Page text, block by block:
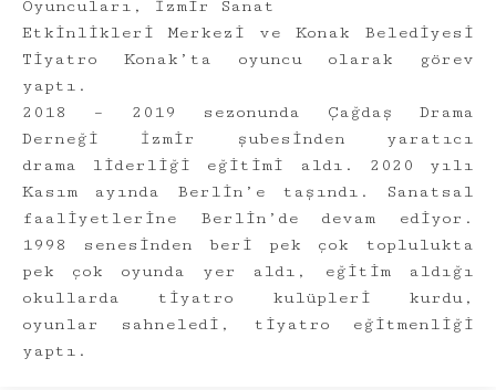
Oyuncuları, İzmir Sanat
Etkinlikleri Merkezi ve Konak Belediyesi
Tiyatro Konak’ta oyuncu olarak görev
yaptı.
2018 – 2019 sezonunda Çağdaş Drama
Derneği İzmir şubesinden yaratıcı
drama liderliği eğitimi aldı. 2020 yılı
Kasım ayında Berlin’e taşındı. Sanatsal
faaliyetlerine Berlin’de devam ediyor.
1998 senesinden beri pek çok toplulukta
pek çok oyunda yer aldı, eğitim aldığı
okullarda tiyatro kulüpleri kurdu,
oyunlar sahneledi, tiyatro eğitmenliği
yaptı.